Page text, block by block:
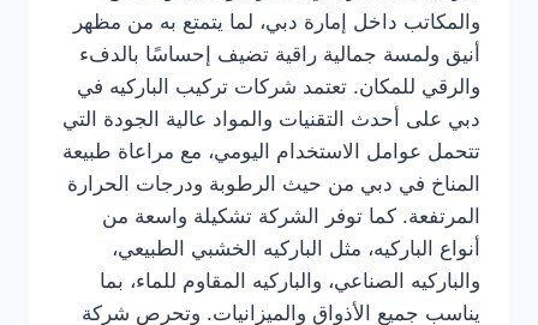
والمكاتب داخل إمارة دبي، لما يتمتع به من مظهر
أنيق ولمسة جمالية راقية تضيف إحساسًا بالدفء
والرقي للمكان. تعتمد شركات تركيب الباركيه في
دبي على أحدث التقنيات والمواد عالية الجودة التي
تتحمل عوامل الاستخدام اليومي، مع مراعاة طبيعة
المناخ في دبي من حيث الرطوبة ودرجات الحرارة
المرتفعة. كما توفر الشركة تشكيلة واسعة من
أنواع الباركيه، مثل الباركيه الخشبي الطبيعي،
والباركيه الصناعي، والباركيه المقاوم للماء، بما
يناسب جميع الأذواق والميزانيات. وتحرص شركة